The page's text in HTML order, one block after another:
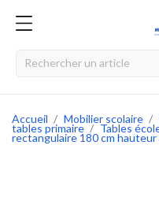
Accueil Mobilier scolaire
tables primaire Tables
rectangulaire 180 cm